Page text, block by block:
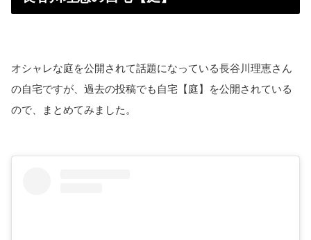
オシャレな庭を公開されて話題になっている長谷川理恵さん
の自宅ですが、過去の投稿でも自宅【庭】を公開されている
ので、まとめてみました。